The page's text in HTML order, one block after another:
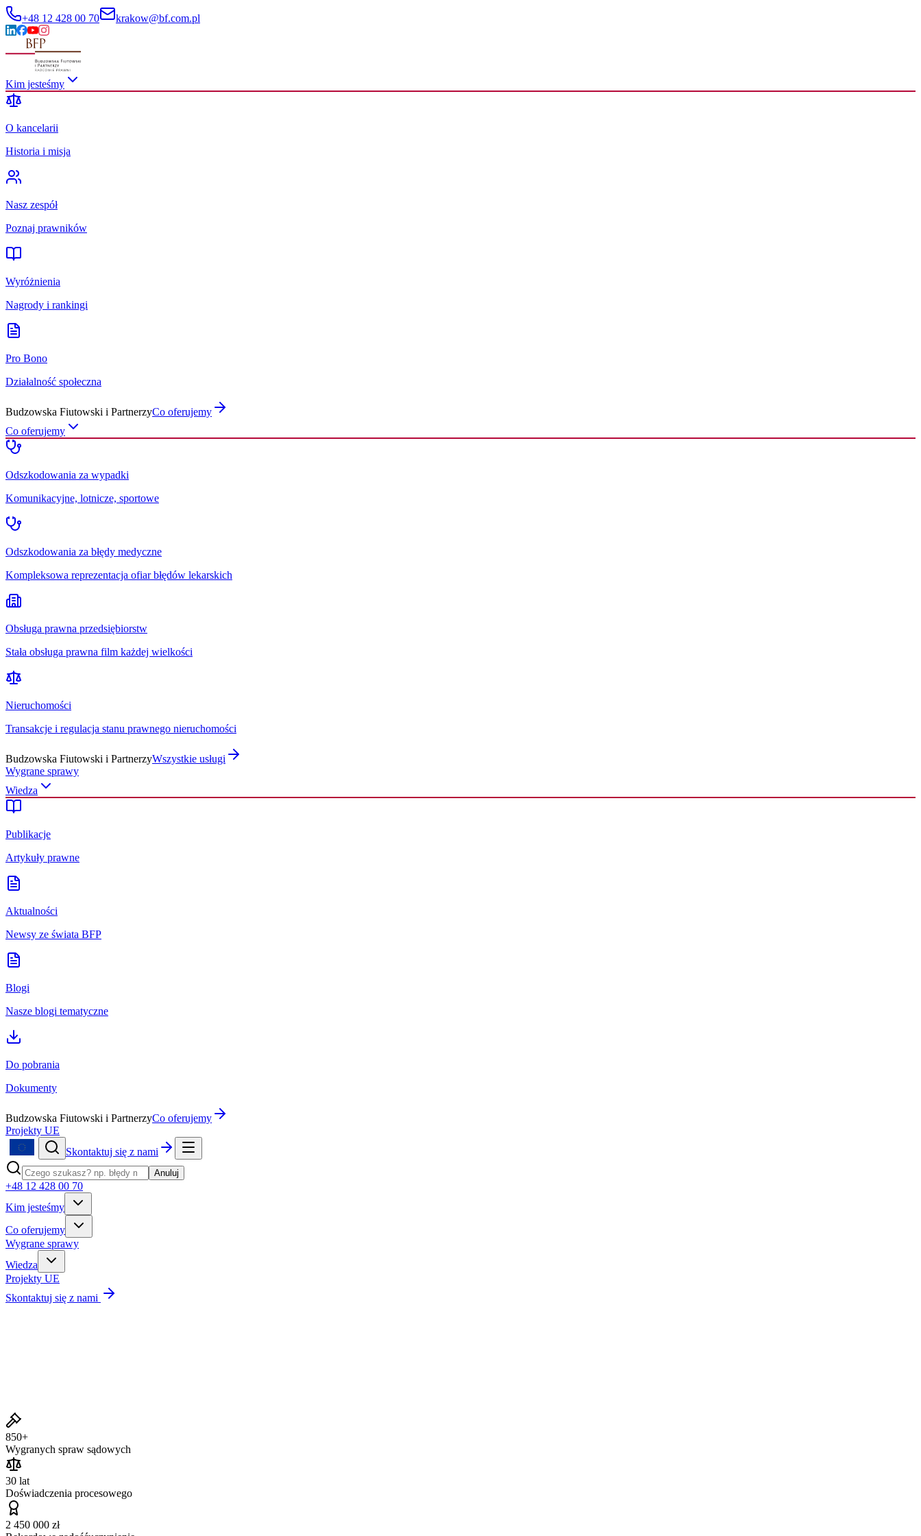
+48 12 428 00 70 krakow@bf.com.pl
Kim jesteśmy
O kancelarii
Historia i misja
Nasz zespół
Poznaj prawników
Wyróżnienia
Nagrody i rankingi
Pro Bono
Działalność społeczna
Budzowska Fiutowski i PartnerzyCo oferujemy
Co oferujemy
Odszkodowania za wypadki
Komunikacyjne, lotnicze, sportowe
Odszkodowania za błędy medyczne
Kompleksowa reprezentacja ofiar błędów lekarskich
Obsługa prawna przedsiębiorstw
Stała obsługa prawna film każdej wielkości
Nieruchomości
Transakcje i regulacja stanu prawnego nieruchomości
Budzowska Fiutowski i PartnerzyWszystkie usługi
Wygrane sprawy
Wiedza
Publikacje
Artykuły prawne
Aktualności
Newsy ze świata BFP
Blogi
Nasze blogi tematyczne
Do pobrania
Dokumenty
Budzowska Fiutowski i PartnerzyCo oferujemy
Projekty UE
Skontaktuj się z nami
Anuluj
+48 12 428 00 70
Kim jesteśmy
Co oferujemy
Wygrane sprawy
Wiedza
Projekty UE
Skontaktuj się z nami
850+
Wygranych spraw sądowych
30 lat
Doświadczenia procesowego
2 450 000 zł